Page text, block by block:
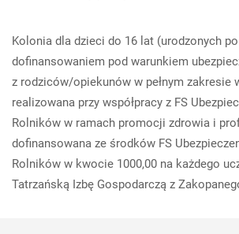
Kolonia dla dzieci do 16 lat (urodzonych
dofinansowaniem pod warunkiem
z rodziców/opiekunów w pełnym zakresie
realizowana przy współpracy z FS
Rolników w ramach promocji zdrowia i
dofinansowana ze środków FS
Rolników w kwocie 1000,00 na każdego
Tatrzańską Izbę Gospodarczą z